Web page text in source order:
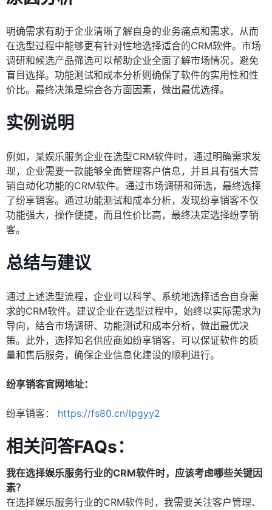
明确需求有助于企业清晰了解自身的业务痛点和需求，从而
在选型过程中能够更有针对性地选择适合的CRM软件。市场
调研和候选产品筛选可以帮助企业全面了解市场情况，避免
盲目选择。功能测试和成本分析则确保了软件的实用性和性
价比。最终决策是综合各方面因素，做出最优选择。
实例说明
例如，某娱乐服务企业在选型CRM软件时，通过明确需求发
现，企业需要一款能够全面管理客户信息，并且具有强大营
销自动化功能的CRM软件。通过市场调研和筛选，最终选择
了纷享销客。通过功能测试和成本分析，发现纷享销客不仅
功能强大，操作便捷，而且性价比高，最终决定选择纷享销
客。
总结与建议
通过上述选型流程，企业可以科学、系统地选择适合自身需
求的CRM软件。建议企业在选型过程中，始终以实际需求为
导向，结合市场调研、功能测试和成本分析，做出最优决
策。此外，选择知名供应商如纷享销客，可以保证软件的质
量和售后服务，确保企业信息化建设的顺利进行。
纷享销客官网地址：
纷享销客： https://fs80.cn/lpgyy2
相关问答FAQs：
我在选择娱乐服务行业的CRM软件时，应该考虑哪些关键因
素？
在选择娱乐服务行业的CRM软件时，我需要关注客户管理、